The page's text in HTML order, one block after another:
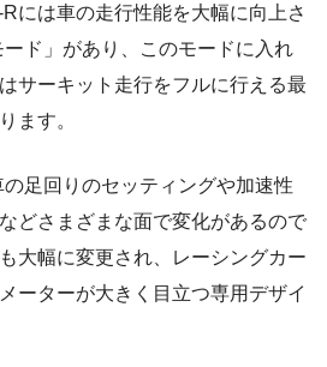
には車の走行性能を大幅に向上さ
ド」があり、このモードに入れ
サーキット走行をフルに行える最
ます。
足回りのセッティングや加速性
どさまざまな面で変化があるので
大幅に変更され、レーシングカー
ーターが大きく目立つ専用デザイ